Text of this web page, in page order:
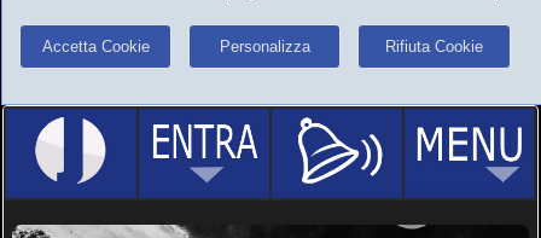
Accetta Cookie Personalizza Rifiuta Cookie